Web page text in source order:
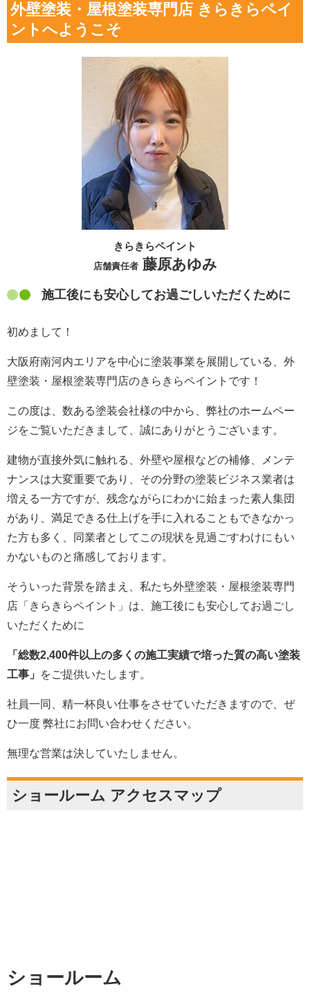
外壁塗装・屋根塗装専門店 きらきらペイ
ントへようこそ
きらきらペイント
店舗責任者藤原あゆみ
施工後にも安心してお過ごしいただくために
初めまして！
大阪府南河内エリアを中心に塗装事業を展開している、外
壁塗装・屋根塗装専門店のきらきらペイントです！
この度は、数ある塗装会社様の中から、弊社のホームペー
ジをご覧いただきまして、誠にありがとうございます。
建物が直接外気に触れる、外壁や屋根などの補修、メンテ
ナンスは大変重要であり、その分野の塗装ビジネス業者は
増える一方ですが、残念ながらにわかに始まった素人集団
があり、満足できる仕上げを手に入れることもできなかっ
た方も多く、同業者としてこの現状を見過ごすわけにもい
かないものと痛感しております。
そういった背景を踏まえ、私たち外壁塗装・屋根塗装専門
店「きらきらペイント」は、施工後にも安心してお過ごし
いただくために
「総数2,400件以上の多くの施工実績で培った質の高い塗装
工事」
をご提供いたします。
社員一同、精一杯良い仕事をさせていただきますので、ぜ
ひ一度 弊社にお問い合わせください。
無理な営業は決していたしません。
ショールーム アクセスマップ
ショールーム